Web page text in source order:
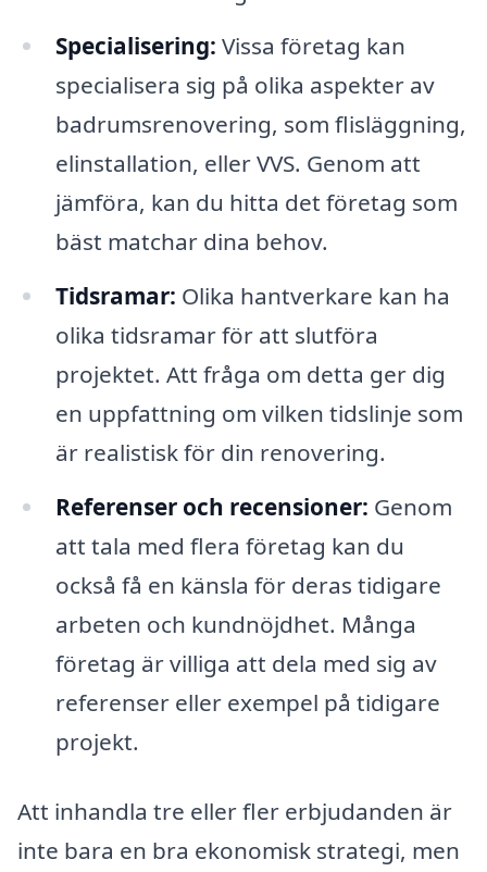
Specialisering: Vissa företag kan
specialisera sig på olika aspekter av
badrumsrenovering, som flisläggning,
elinstallation, eller VVS. Genom att
jämföra, kan du hitta det företag som
bäst matchar dina behov.
Tidsramar: Olika hantverkare kan ha
olika tidsramar för att slutföra
projektet. Att fråga om detta ger dig
en uppfattning om vilken tidslinje som
är realistisk för din renovering.
Referenser och recensioner: Genom
att tala med flera företag kan du
också få en känsla för deras tidigare
arbeten och kundnöjdhet. Många
företag är villiga att dela med sig av
referenser eller exempel på tidigare
projekt.
Att inhandla tre eller fler erbjudanden är
inte bara en bra ekonomisk strategi, men